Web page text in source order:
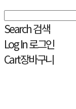
Search검색
Log In로그인
Cart장바구니